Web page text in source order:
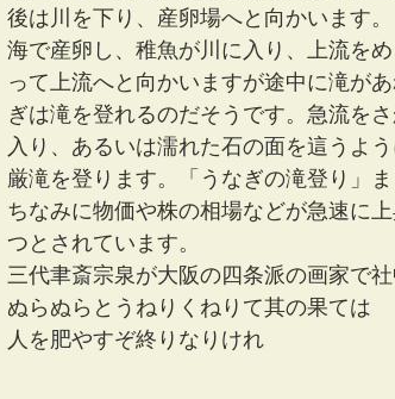
後は川を下り、産卵場へと向かいます。
海で産卵し、稚魚が川に入り、上流を
って上流へと向かいますが途中に滝が
ぎは滝を登れるのだそうです。急流を
入り、あるいは濡れた石の面を這うよ
厳滝を登ります。「うなぎの滝登り」
ちなみに物価や株の相場などが急速に
つとされています。
三代聿斎宗泉が大阪の四条派の画家で
ぬらぬらとうねりくねりて其の果ては
人を肥やすぞ終りなりけれ